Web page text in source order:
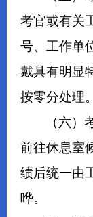
考官或有关
号、工作单
戴具有明显
按零分处理。
（六
前往休息室
绩后统一由
哗。